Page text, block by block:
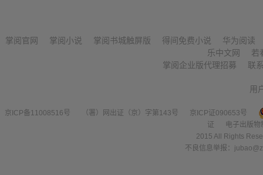
掌阅官网 掌阅小说 掌阅书城触屏版 得间免费小说
华为阅读
乐中文网
若
掌阅企业版代理招募
联
用
京ICP备11008516号 （署）网出证（京）字第143号
京ICP证090653号
证
电子出版
2015 All Rights
不良信息举报：